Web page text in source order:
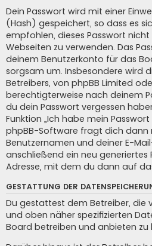
Dein Passwort wird mit einer
(Hash) gespeichert, so dass es
empfohlen, dieses Passwort
Webseiten zu verwenden. Das
deinem Benutzerkonto für das
sorgsam um. Insbesondere wird
Betreibers, von phpBB Limited
berechtigterweise nach deinem
du dein Passwort vergessen
Funktion „Ich habe mein
phpBB-Software fragt dich dann
Benutzernamen und deiner E-
anschließend ein neu generiertes
Adresse, mit dem du dann auf
GESTATTUNG DER
Du gestattest dem Betreiber, die
und oben näher spezifizierten
Board betreiben und anbieten zu